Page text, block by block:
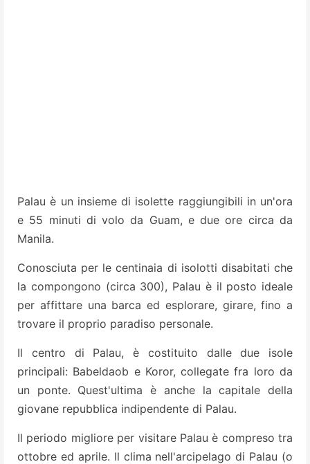
Palau è un insieme di isolette raggiungibili in un'ora
e 55 minuti di volo da Guam, e due ore circa da
Manila.
Conosciuta per le centinaia di isolotti disabitati che
la compongono (circa 300), Palau è il posto ideale
per affittare una barca ed esplorare, girare, fino a
trovare il proprio paradiso personale.
Il centro di Palau, è costituito dalle due isole
principali: Babeldaob e Koror, collegate fra loro da
un ponte. Quest'ultima è anche la capitale della
giovane repubblica indipendente di Palau.
Il periodo migliore per visitare Palau è compreso tra
ottobre ed aprile. Il clima nell'arcipelago di Palau (o